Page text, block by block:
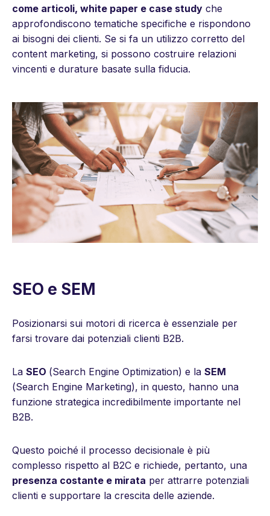
come articoli, white paper e case study che
approfondiscono tematiche specifiche e rispondono
ai bisogni dei clienti. Se si fa un utilizzo corretto del
content marketing, si possono costruire relazioni
vincenti e durature basate sulla fiducia.
SEO e SEM
Posizionarsi sui motori di ricerca è essenziale per
farsi trovare dai potenziali clienti B2B.
La SEO (Search Engine Optimization) e la SEM
(Search Engine Marketing), in questo, hanno una
funzione strategica incredibilmente importante nel
B2B.
Questo poiché il processo decisionale è più
complesso rispetto al B2C e richiede, pertanto, una
presenza costante e mirata per attrarre potenziali
clienti e supportare la crescita delle aziende.